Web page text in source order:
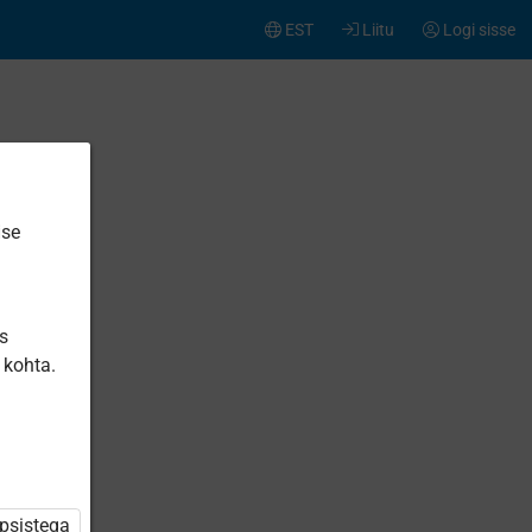
Logi sisse
Liitu
EST